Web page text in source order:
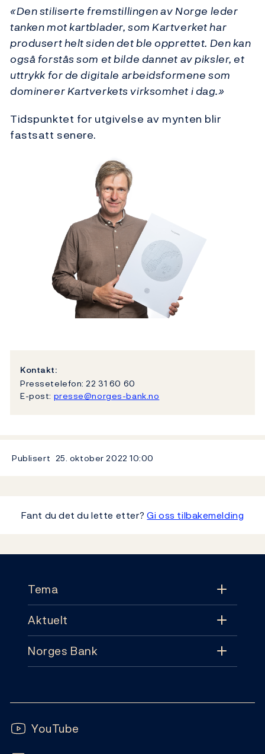
«Den stiliserte fremstillingen av Norge leder
tanken mot kartblader, som Kartverket har
produsert helt siden det ble opprettet. Den kan
også forstås som et bilde dannet av piksler, et
uttrykk for de digitale arbeidsformene som
dominerer Kartverkets virksomhet i dag.»
Tidspunktet for utgivelse av mynten blir
fastsatt senere.
Kontakt:
Pressetelefon: 22 31 60 60
E-post: presse@norges-bank.no
Publisert 25. oktober 202210:00
Fant du det du lette etter?Gi oss tilbakemelding
Tema
Tema
Pengepolitikk
Sedler og mynter
Aktuelt
Aktuelt
Publikasjoner
Norges Bank
Abonnement
Følg oss:
YouTube